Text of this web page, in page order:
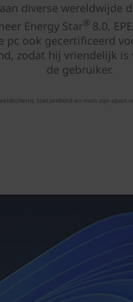
diverse wereldwijde
Energy Star® 8.0,
pc ook gecertificeerd
zodat hij vriendelijk
de gebruiker.
toetsenbord en muis zijn apart